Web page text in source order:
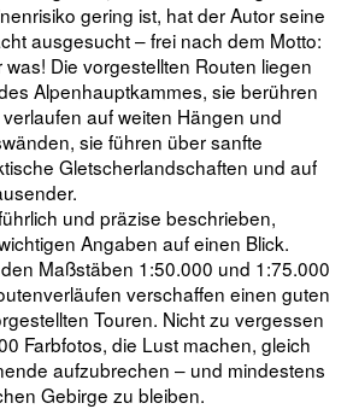
gering ist, hat der Autor seine
ausgesucht – frei nach dem Motto:
Die vorgestellten Routen liegen
Alpenhauptkammes, sie berühren
auf weiten Hängen und
sie führen über sanfte
Gletscherlandschaften und auf
und präzise beschrieben,
Angaben auf einen Blick.
Maßstäben 1:50.000 und 1:75.000
verschaffen einen guten
Touren. Nicht zu vergessen
Farbfotos, die Lust machen, gleich
aufzubrechen – und mindestens
Gebirge zu bleiben.